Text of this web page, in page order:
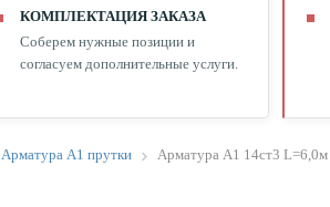
КОМПЛЕКТАЦИЯ ЗАКАЗА
Соберем нужные позиции и
согласуем дополнительные услуги.
Арматура А1 прутки Арматура А1 14ст3 L=6,0м